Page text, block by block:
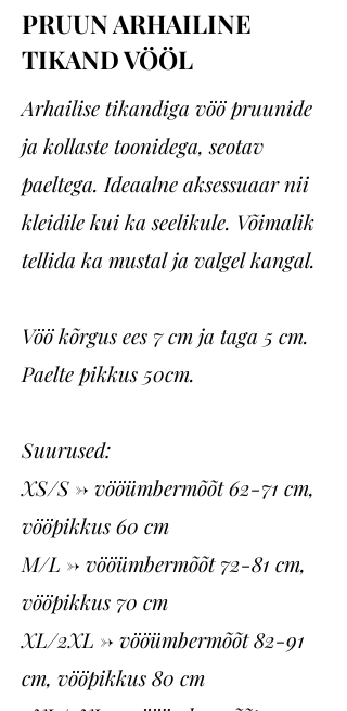
PRUUN ARHAILINE
TIKAND VÖÖL
Arhailise tikandiga vöö pruunide
ja kollaste toonidega, seotav
paeltega. Ideaalne aksessuaar nii
kleidile kui ka seelikule. Võimalik
tellida ka mustal ja valgel kangal.
Vöö kõrgus ees 7 cm ja taga 5 cm.
Paelte pikkus 50cm.
Suurused:
XS/S -> vööümbermõõt 62-71 cm,
vööpikkus 60 cm
M/L -> vööümbermõõt 72-81 cm,
vööpikkus 70 cm
XL/2XL -> vööümbermõõt 82-91
cm, vööpikkus 80 cm